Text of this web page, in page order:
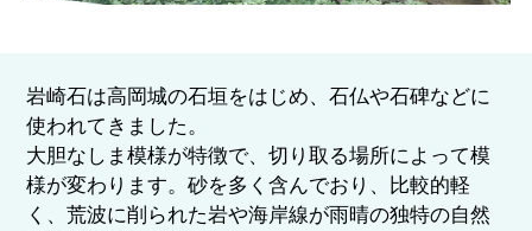
岩崎石は高岡城の石垣をはじめ、石仏や石碑などに
使われてきました。
大胆なしま模様が特徴で、切り取る場所によって模
様が変わります。砂を多く含んでおり、比較的軽
く、荒波に削られた岩や海岸線が雨晴の独特の自然